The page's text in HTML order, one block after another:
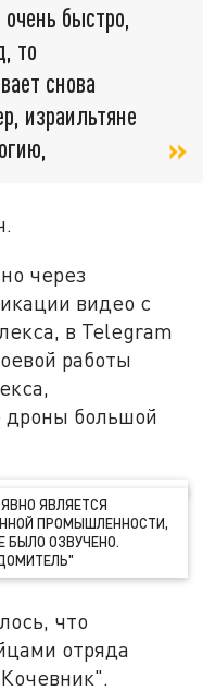
быстро,
то
снова
израильтяне
через
видео с
в Telegram
работы
дроны большой
ЯВЛЯЕТСЯ
ПРОМЫШЛЕННОСТИ,
БЫЛО ОЗВУЧЕНО.
что
отряда